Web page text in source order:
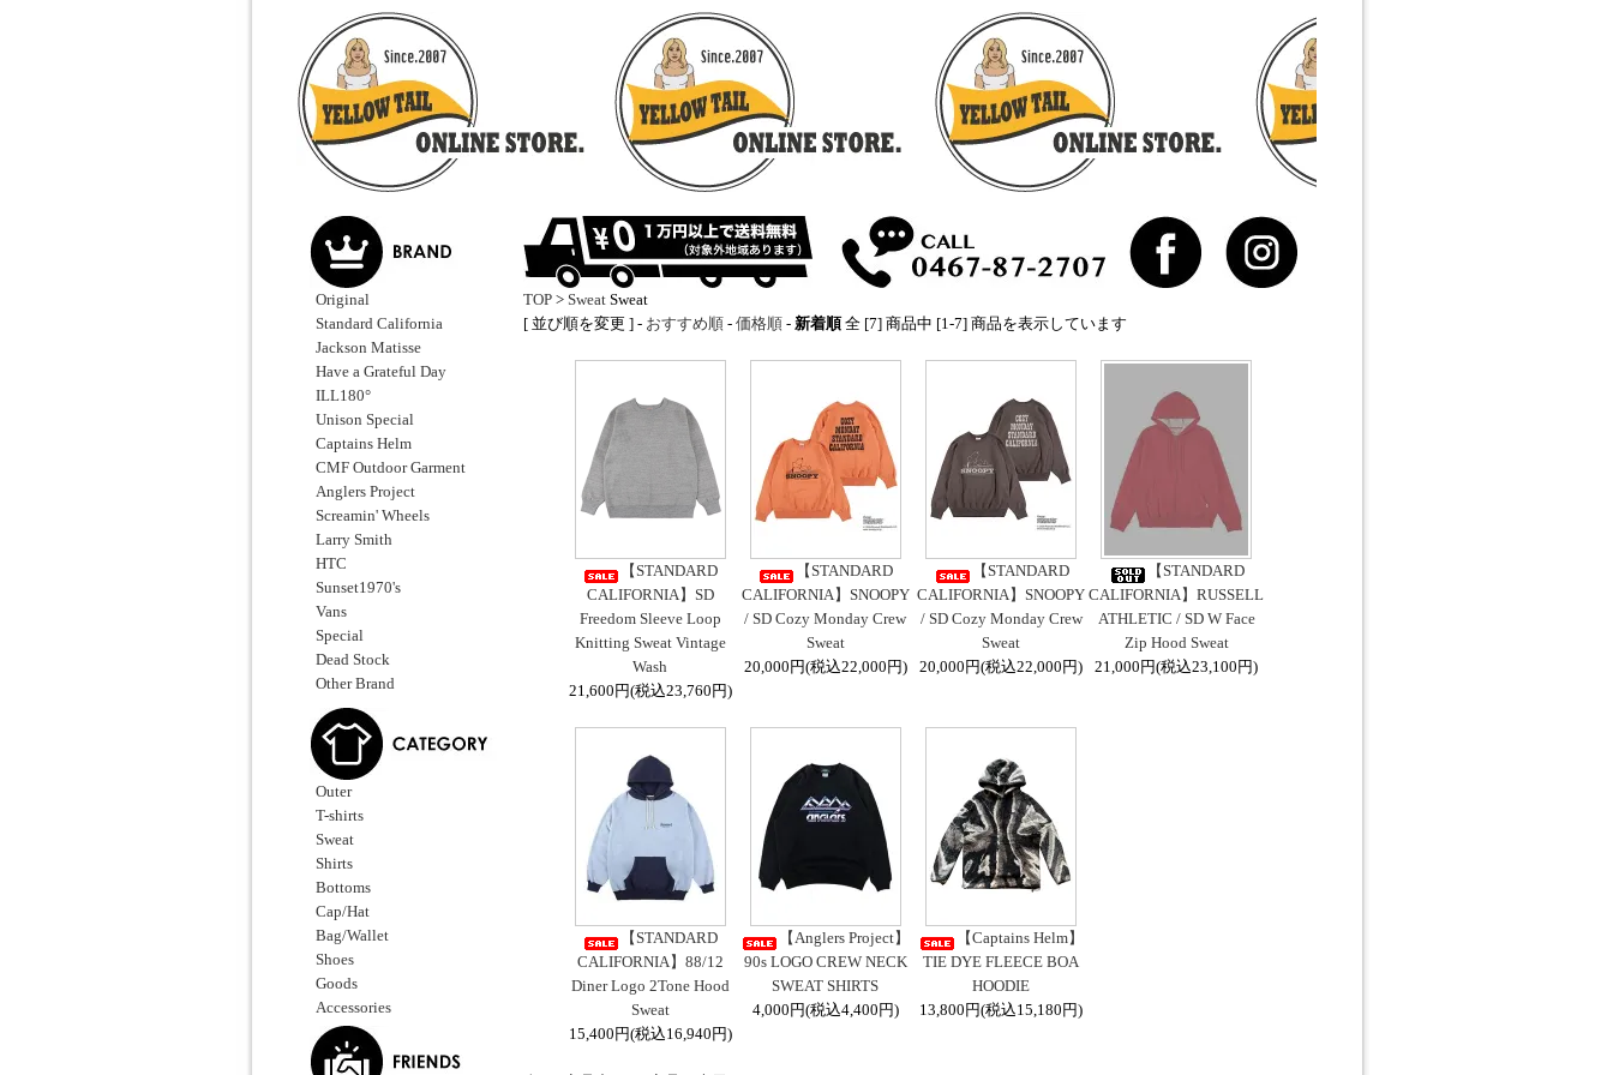
Original
Standard California
Jackson Matisse
Have a Grateful Day
ILL180°
Unison Special
Captains Helm
CMF Outdoor Garment
Anglers Project
Screamin' Wheels
Larry Smith
HTC
Sunset1970's
Vans
Special
Dead Stock
Other Brand
Outer
T-shirts
Sweat
Shirts
Bottoms
Cap/Hat
Bag/Wallet
Shoes
Goods
Accessories
TOP > Sweat Sweat
[ 並び順を変更 ] - おすすめ順 - 価格順 - 新着順全 [7] 商品中 [1-7] 商品を表示しています
【STANDARD
CALIFORNIA】SD
Freedom Sleeve Loop
Knitting Sweat Vintage
Wash
21,600円(税込23,760円)
【STANDARD
CALIFORNIA】SNOOPY
/ SD Cozy Monday Crew
Sweat
20,000円(税込22,000円)
【STANDARD
CALIFORNIA】SNOOPY
/ SD Cozy Monday Crew
Sweat
20,000円(税込22,000円)
【STANDARD
CALIFORNIA】RUSSELL
ATHLETIC / SD W Face
Zip Hood Sweat
21,000円(税込23,100円)
【STANDARD
CALIFORNIA】88/12
Diner Logo 2Tone Hood
Sweat
15,400円(税込16,940円)
【Anglers Project】
90s LOGO CREW NECK
SWEAT SHIRTS
4,000円(税込4,400円)
【Captains Helm】
TIE DYE FLEECE BOA
HOODIE
13,800円(税込15,180円)